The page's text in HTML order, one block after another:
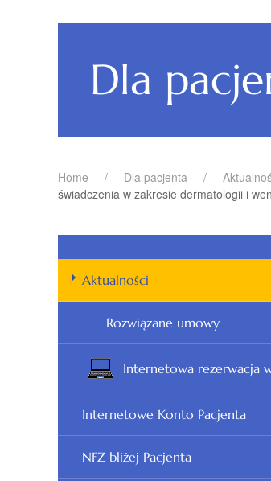
Dla
Home Dla pacjenta
świadczenia w zakresie dermatologii i
Aktualności
Rozwiązane umowy
Internetowa rezerwacja
Internetowe Konto Pacjenta
NFZ bliżej Pacjenta